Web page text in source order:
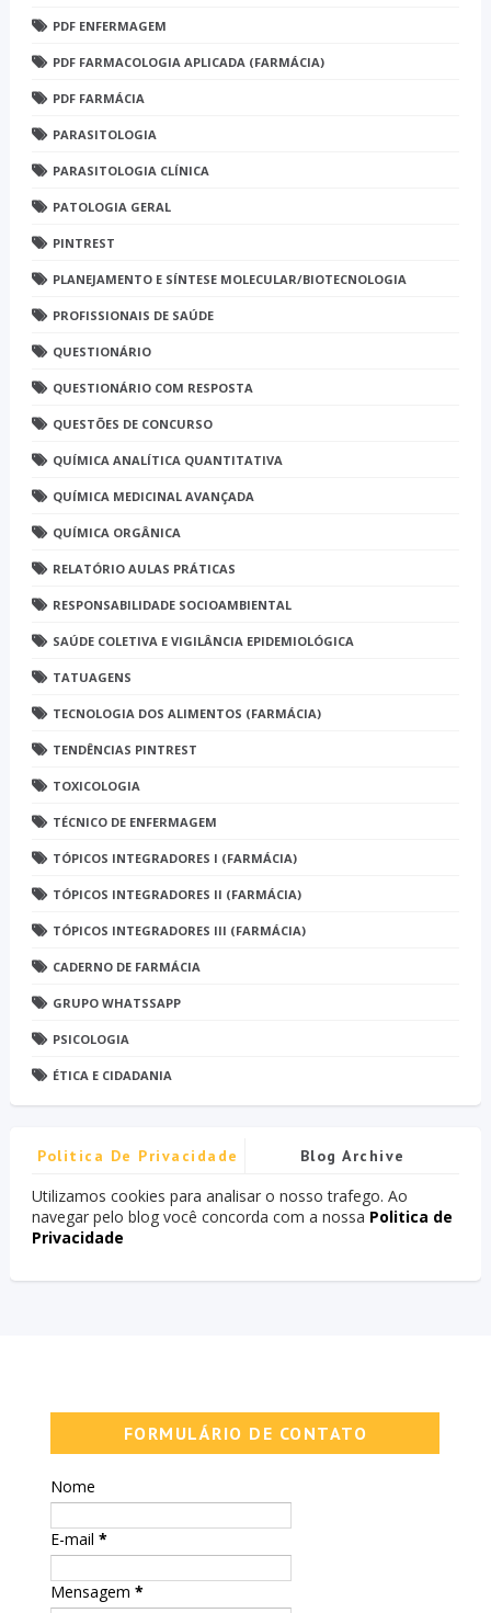
PDF ENFERMAGEM
PDF FARMACOLOGIA APLICADA (FARMÁCIA)
PDF FARMÁCIA
PARASITOLOGIA
PARASITOLOGIA CLÍNICA
PATOLOGIA GERAL
PINTREST
PLANEJAMENTO E SÍNTESE MOLECULAR/BIOTECNOLOGIA
PROFISSIONAIS DE SAÚDE
QUESTIONÁRIO
QUESTIONÁRIO COM RESPOSTA
QUESTÕES DE CONCURSO
QUÍMICA ANALÍTICA QUANTITATIVA
QUÍMICA MEDICINAL AVANÇADA
QUÍMICA ORGÂNICA
RELATÓRIO AULAS PRÁTICAS
RESPONSABILIDADE SOCIOAMBIENTAL
SAÚDE COLETIVA E VIGILÂNCIA EPIDEMIOLÓGICA
TATUAGENS
TECNOLOGIA DOS ALIMENTOS (FARMÁCIA)
TENDÊNCIAS PINTREST
TOXICOLOGIA
TÉCNICO DE ENFERMAGEM
TÓPICOS INTEGRADORES I (FARMÁCIA)
TÓPICOS INTEGRADORES II (FARMÁCIA)
TÓPICOS INTEGRADORES III (FARMÁCIA)
CADERNO DE FARMÁCIA
GRUPO WHATSSAPP
PSICOLOGIA
ÉTICA E CIDADANIA
Politica De Privacidade Blog Archive
Utilizamos cookies para analisar o nosso trafego. Ao
navegar pelo blog você concorda com a nossa Politica de
Privacidade
FORMULÁRIO DE CONTATO
Nome
E-mail*
Mensagem*